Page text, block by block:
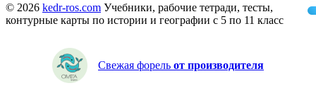
© 2026 kedr-ros.com Учебники, рабочие тетради, тесты,
контурные карты по истории и географии с 5 по 11 класс
Свежая форель от производителя